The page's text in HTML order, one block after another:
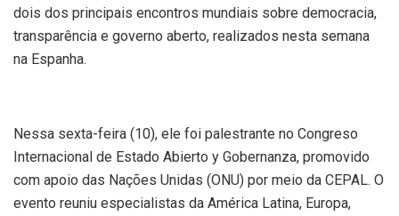
dois dos principais encontros mundiais sobre democracia,
transparência e governo aberto, realizados nesta semana
na Espanha.
Nessa sexta-feira (10), ele foi palestrante no Congreso
Internacional de Estado Abierto y Gobernanza, promovido
com apoio das Nações Unidas (ONU) por meio da CEPAL. O
evento reuniu especialistas da América Latina, Europa,